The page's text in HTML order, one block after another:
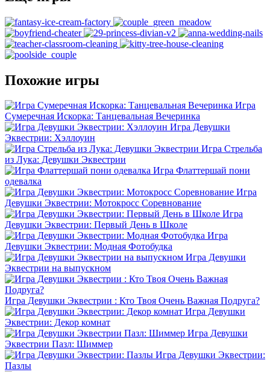
Похожие игры
Игра
Сумеречная Искорка: Танцевальная Вечеринка
Игра Девушки
Эквестрии: Хэллоуин
Игра Стрельба
из Лука: Девушки Эквестрии
Игра Флаттершай пони
одевалка
Игра
Девушки Эквестрии: Мотокросс Соревнование
Игра
Девушки Эквестрии: Первый День в Школе
Игра
Девушки Эквестрии: Модная Фотобудка
Игра Девушки
Эквестрии на выпускном
Игра Девушки Эквестрии : Кто Твоя Очень Важная Подруга?
Игра Девушки
Эквестрии: Декор комнат
Игра Девушки
Эквестрии Пазл: Шиммер
Игра Девушки Эквестрии:
Пазлы